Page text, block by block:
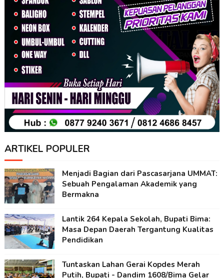
ARTIKEL POPULER
Menjadi Bagian dari Pascasarjana UMMAT:
Sebuah Pengalaman Akademik yang
Bermakna
Lantik 264 Kepala Sekolah, Bupati Bima:
Masa Depan Daerah Tergantung Kualitas
Pendidikan
Tuntaskan Lahan Gerai Kopdes Merah
Putih, Bupati - Dandim 1608/Bima Gelar